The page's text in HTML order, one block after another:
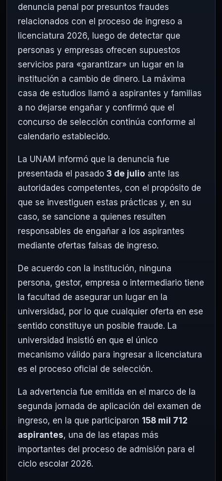
denuncia penal por presuntos fraudes
relacionados con el proceso de ingreso a
licenciatura 2026, luego de detectar que
personas y empresas ofrecen supuestos
servicios para «garantizar» un lugar en la
institución a cambio de dinero. La máxima
casa de estudios llamó a aspirantes y familias
a no dejarse engañar y confirmó que el
concurso de selección continúa conforme al
calendario establecido.
La UNAM informó que la denuncia fue
presentada el pasado 3 de julio ante las
autoridades competentes, con el propósito de
que se investiguen estas prácticas y, en su
caso, se sancione a quienes resulten
responsables de engañar a los aspirantes
mediante ofertas falsas de ingreso.
De acuerdo con la institución, ninguna
persona, gestor, empresa o intermediario tiene
la facultad de asegurar un lugar en la
universidad, por lo que cualquier oferta en ese
sentido constituye un posible fraude. La
universidad insistió en que el único
mecanismo válido para ingresar a licenciatura
es el proceso oficial de selección.
La advertencia fue emitida en el marco de la
segunda jornada de aplicación del examen de
ingreso, en la que participaron 158 mil 712
aspirantes, una de las etapas más
importantes del proceso de admisión para el
ciclo escolar 2026.